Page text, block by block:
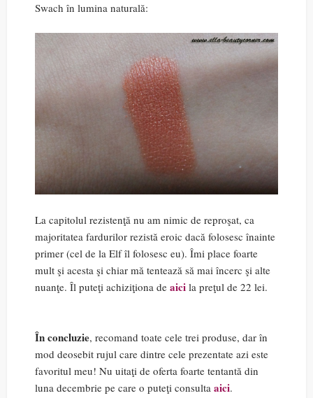
Swach în lumina naturală:
La capitolul rezistenţă nu am nimic de reproşat, ca
majoritatea fardurilor rezistă eroic dacă folosesc înainte
primer (cel de la Elf îl folosesc eu). Îmi place foarte
mult şi acesta şi chiar mă tentează să mai încerc şi alte
nuanţe. Îl puteţi achiziţiona de aici la preţul de 22 lei.
În concluzie, recomand toate cele trei produse, dar în
mod deosebit rujul care dintre cele prezentate azi este
favoritul meu! Nu uitaţi de oferta foarte tentantă din
luna decembrie pe care o puteţi consulta aici.